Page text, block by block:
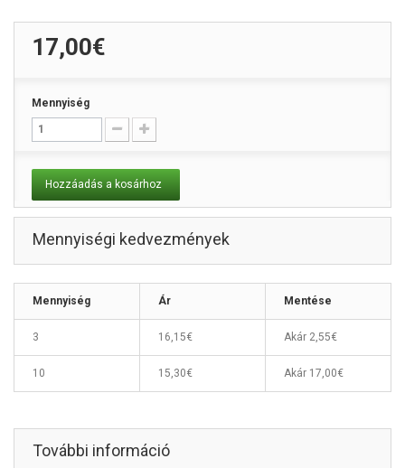
17,00€
Mennyiség
Hozzáadás a kosárhoz
Mennyiségi kedvezmények
Mennyiség Ár Mentése
3 16,15€ Akár 2,55€
10 15,30€ Akár 17,00€
További információ